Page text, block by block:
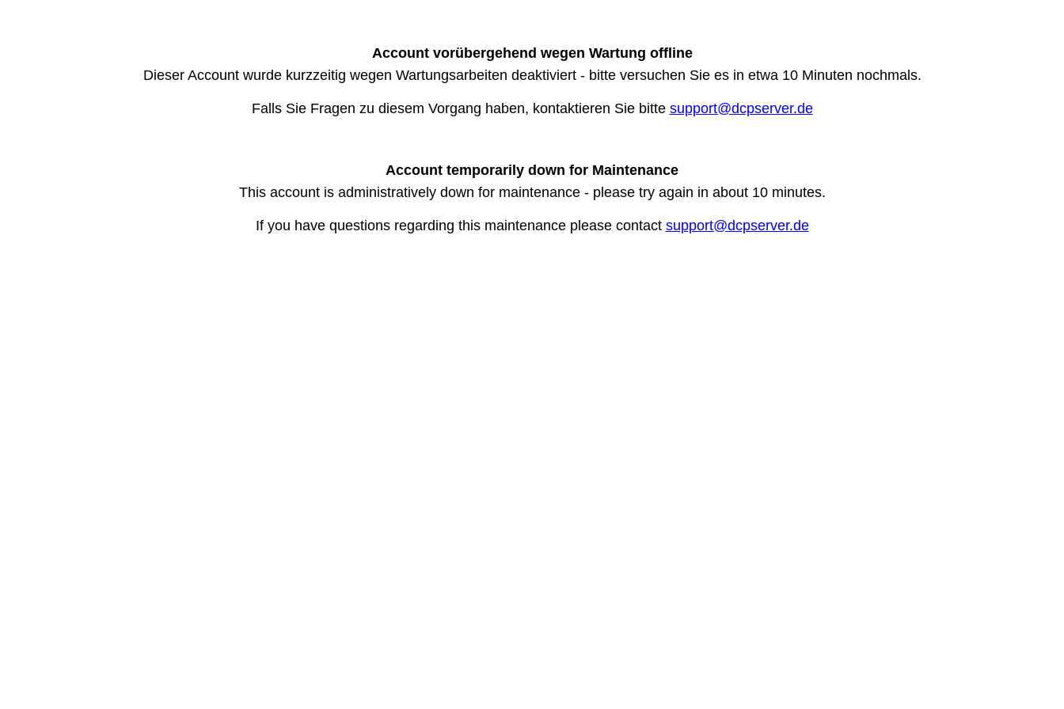
Account vorübergehend wegen Wartung offline
Dieser Account wurde kurzzeitig wegen Wartungsarbeiten deaktiviert - bitte versuchen Sie es in etwa 10 Minuten nochmals.
Falls Sie Fragen zu diesem Vorgang haben, kontaktieren Sie bitte support@dcpserver.de
Account temporarily down for Maintenance
This account is administratively down for maintenance - please try again in about 10 minutes.
If you have questions regarding this maintenance please contact support@dcpserver.de